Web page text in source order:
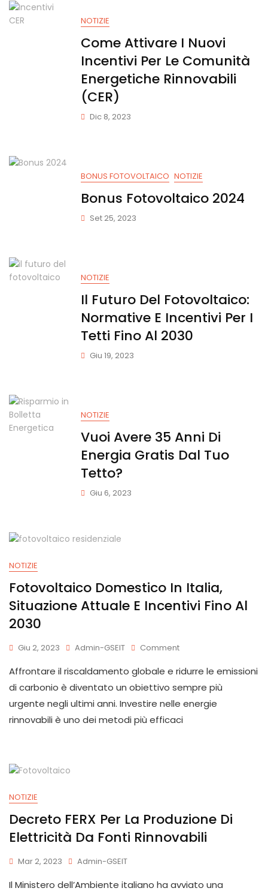
NOTIZIE
Come Attivare I Nuovi
Incentivi Per Le Comunità
Energetiche Rinnovabili
(CER)
Dic 8, 2023
BONUS FOTOVOLTAICO NOTIZIE
Bonus Fotovoltaico 2024
Set 25, 2023
NOTIZIE
Il Futuro Del Fotovoltaico:
Normative E Incentivi Per I
Tetti Fino Al 2030
Giu 19, 2023
NOTIZIE
Vuoi Avere 35 Anni Di
Energia Gratis Dal Tuo
Tetto?
Giu 6, 2023
NOTIZIE
Fotovoltaico Domestico In Italia,
Situazione Attuale E Incentivi Fino Al
2030
Giu 2, 2023 Admin-GSEIT Comment
Affrontare il riscaldamento globale e ridurre le emissioni
di carbonio è diventato un obiettivo sempre più
urgente negli ultimi anni. Investire nelle energie
rinnovabili è uno dei metodi più efficaci
NOTIZIE
Decreto FERX Per La Produzione Di
Elettricità Da Fonti Rinnovabili
Mar 2, 2023 Admin-GSEIT
Il Ministero dell’Ambiente italiano ha avviato una